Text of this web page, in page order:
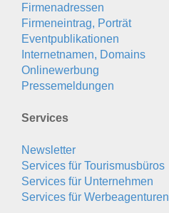
Firmenadressen
Firmeneintrag, Porträt
Eventpublikationen
Internetnamen, Domains
Onlinewerbung
Pressemeldungen
Services
Newsletter
Services für Tourismusbüros
Services für Unternehmen
Services für Werbeagenturen